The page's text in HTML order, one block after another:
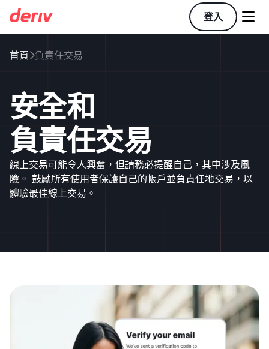
登入 
首頁負責任交易
安全和
負責任交易
線上交易可能令人興奮，但請務必提醒自己，其中涉及風
險。 鼓勵所有使用者保護自己的帳戶並負責任地交易，以
體驗最佳線上交易。